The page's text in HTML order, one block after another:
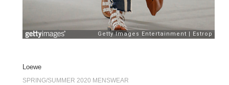
Loewe
SPRING/SUMMER 2020 MENSWEAR